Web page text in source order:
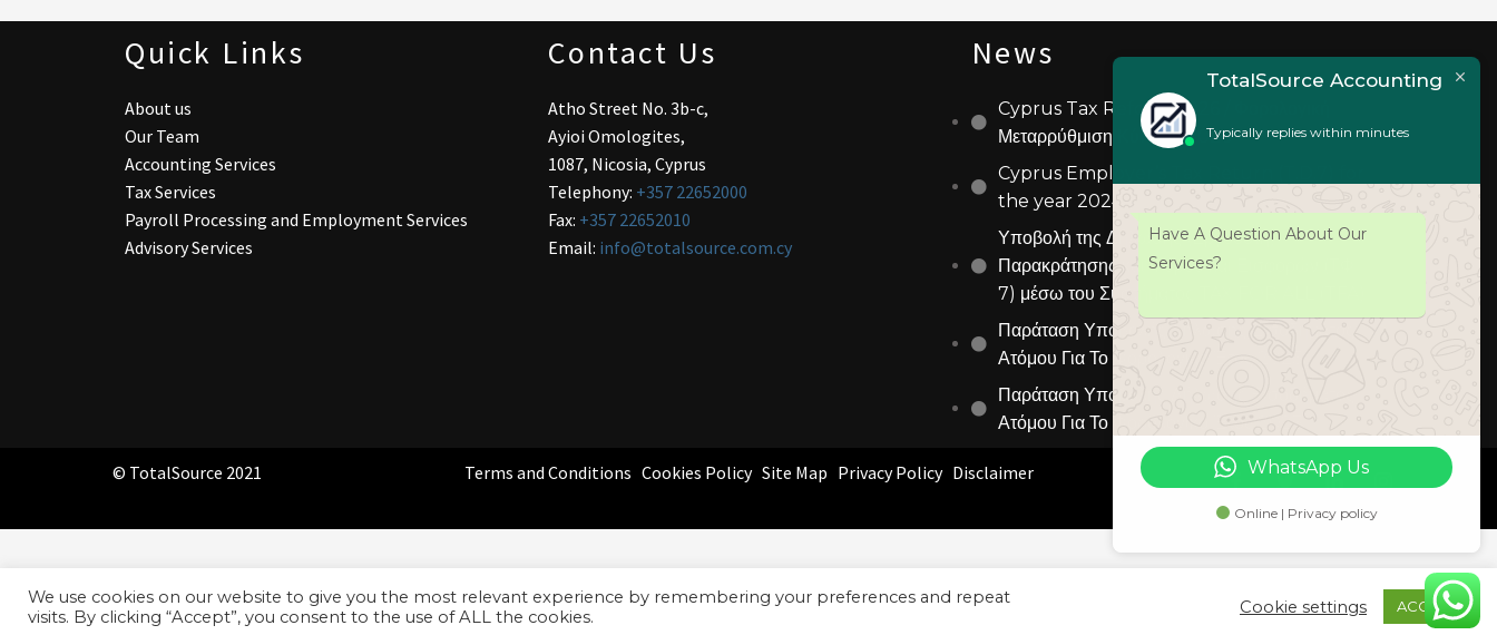
Quick Links
About us
Our Team
Accounting Services
Tax Services
Payroll Processing and Employment Services
Advisory Services
Contact Us
Atho Street No. 3b-c,
Ayioi Omologites,
1087, Nicosia, Cyprus
Telephony: +357 22652000
Fax: +357 22652010
Email: info@totalsource.com.cy
News
Cyprus Tax Reform 2026 / Φορολογική
Μεταρρύθμιση Κύπρου 2026
Cyprus Employer’s Tax Return (T.D.7) for
the year 2024
Υποβολή της Δήλωσης (Εργοδότη)
Παρακράτησης και Φόρου και Εισφορών (ΤΦ
7) μέσω του Συστήματος TAX FOR ALL (TFA)
Παράταση Υποβολής Δήλωσης Εισοδήματος
Ατόμου Για Το Φορολογικό Έτος 2023
Παράταση Υποβολής Δήλωσης Εισοδήματος
Ατόμου Για Το Φορολογικό Έτος 2023
© TotalSource 2021 Terms and Conditions Cookies Policy Site Map Privacy Policy Disclaimer
We use cookies on our website to give you the most relevant experience by remembering your preferences and repeat
visits. By clicking “Accept”, you consent to the use of ALL the cookies.
Cookie settings ACCEPT
TotalSource Accounting
Typically replies within minutes
Have A Question About Our
Services?
WhatsApp Us
Online | Privacy policy